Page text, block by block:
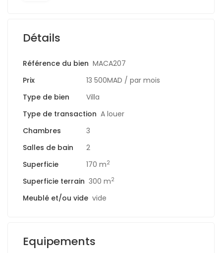
Détails
Référence du bien MACA207
Prix
13 500MAD / par mois
Type de bien
Villa
Type de transaction A louer
Chambres
3
Salles de bain
2
Superficie
170 m2
Superficie terrain 300 m2
Meublé et/ou vide vide
Equipements